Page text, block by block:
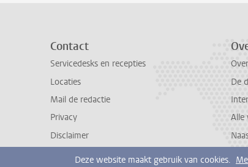
Contact
Servicedesks en recepties
Locaties
Mail de redactie
Privacy
Disclaimer
De
Alle
Deze website maakt gebruik van cookies.